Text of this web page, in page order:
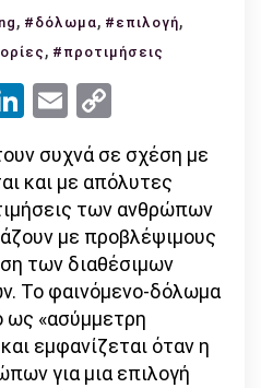
, #δόλωμα, #επιλογή,
, #προτιμήσεις
LinkedIn
Email
Link
συχνά σε σχέση με
και με απόλυτες
των ανθρώπων
με προβλέψιμους
των διαθέσιμων
Το φαινόμενο-δόλωμα
ως «ασύμμετρη
εμφανίζεται όταν η
για μια επιλογή